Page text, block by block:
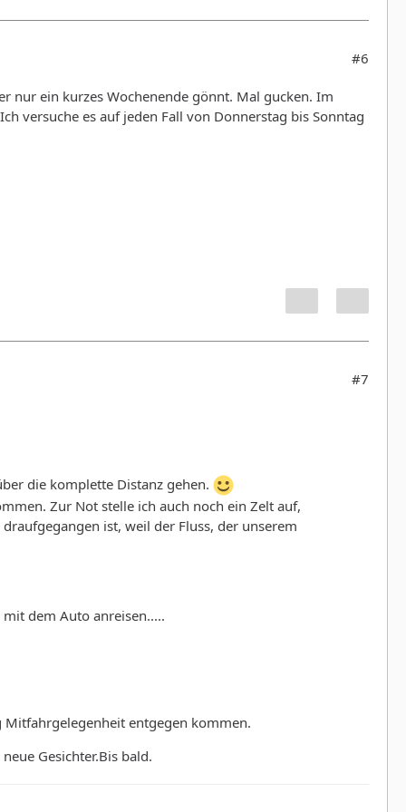
#6
nur ein kurzes Wochenende gönnt. Mal gucken. Im
versuche es auf jeden Fall von Donnerstag bis Sonntag
#7
die komplette Distanz gehen.
Zur Not stelle ich auch noch ein Zelt auf,
ist, weil der Fluss, der unserem
dem Auto anreisen.....
entgegen kommen.
Gesichter.Bis bald.